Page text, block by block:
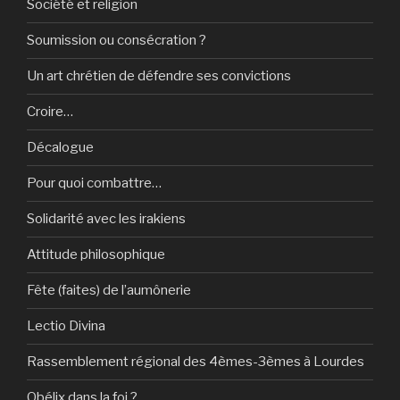
Société et religion
Soumission ou consécration ?
Un art chrétien de défendre ses convictions
Croire…
Décalogue
Pour quoi combattre…
Solidarité avec les irakiens
Attitude philosophique
Fête (faites) de l’aumônerie
Lectio Divina
Rassemblement régional des 4èmes-3èmes à Lourdes